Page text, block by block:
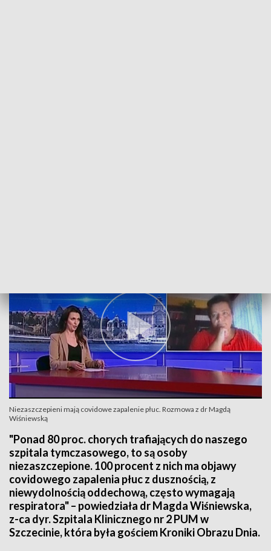
Niezaszczepieni mają covidowe zapalenie płuc. Rozmowa z dr Magdą
Wiśniewską
"Ponad 80 proc. chorych trafiających do naszego
szpitala tymczasowego, to są osoby
niezaszczepione. 100 procent z nich ma objawy
covidowego zapalenia płuc z dusznością, z
niewydolnością oddechową, często wymagają
respiratora" – powiedziała dr Magda Wiśniewska,
z-ca dyr. Szpitala Klinicznego nr 2 PUM w
Szczecinie, która była gościem Kroniki Obrazu Dnia.